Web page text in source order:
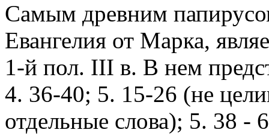
Самым древним
Евангелия от Марка,
1-й пол. III в. В нем
4. 36-40; 5. 15-26 (не
отдельные слова); 5. 38 -